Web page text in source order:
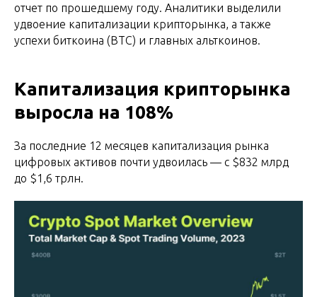
отчет по прошедшему году. Аналитики выделили
удвоение капитализации крипторынка, а также
успехи биткоина (BTC) и главных альткоинов.
Капитализация крипторынка
выросла на 108%
За последние 12 месяцев капитализация рынка
цифровых активов почти удвоилась — с $832 млрд
до $1,6 трлн.